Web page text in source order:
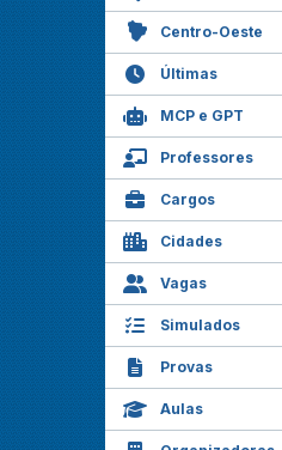
Centro-Oeste
Últimas
MCP e GPT
Professores
Cargos
Cidades
Vagas
Simulados
Provas
Aulas